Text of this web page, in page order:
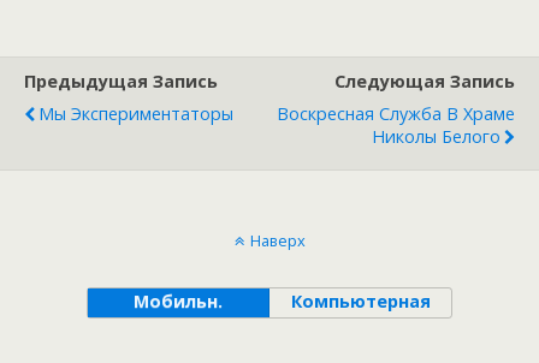
Предыдущая Запись
Мы Экспериментаторы
Следующая Запись
Воскресная Служба В Храме
Николы Белого
Наверх
Мобильн. Компьютерная